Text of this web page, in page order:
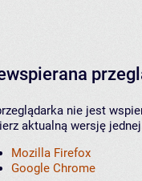
nie jest
aktualną wersję
Mozilla Firefox
Google Chrome